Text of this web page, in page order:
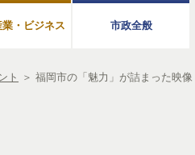
・ビジネス 市政全般
ト ＞ 福岡市の「魅力」が詰まった映像